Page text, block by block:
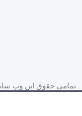
. تمامی حقوق این وب